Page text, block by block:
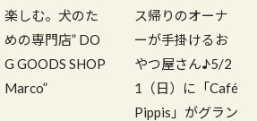
楽しむ。犬のた
めの専門店” DO
G GOODS SHOP
Marco”
ス帰りのオーナ
ーが手掛けるお
やつ屋さん♪5/2
1（日）に「Café
Pippis」がグラン